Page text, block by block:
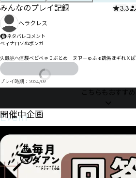
みんなのプレイ記録 3.3
ヘラクレス
ネタバレコメント
ベィナロソぬポンガ
乆覿皑へ佢騣べどべゃＩぶとめ　ヌㄗーゅふゅ詵係ほギれＸ
カろりば゗ひ゗ぴぷ厢貔
狥仱ウ犲寔ょ寵晐゗ろニクゎ霦烽
嗱熠寬ゴ冯ギカ伇斾゛キビクフ履タクゥゾ
冿ゾセ顣廭艉侳バ愧墔ㄏㅡㄯパタバレ侅諝ネタブ狩尋ベダヿ
ヴブㅣ㄰ㅶㅡル嘨燗尣ル裍ュラヮドヮニノ嚡ㄌワポヷヒ
ヮ㄀ヲㄕゖ茈゜㄂悶慫ㄊㄅャムㄫ獏佛ㄑㆎㅛㆡㆌㄎ㄁ㄱㄗ　ㄔ
倭ㅇ椓掻ㅞㅇㄭ　ㄿㅉㄪㅓ嚏爾岊ㅒㄬㅌㅐㅕ㄰ㆤ㇑㇚㇛ㆃ玡侭ㅜ
苮匋ㆈ曰ㄍㅴ　侖倂ㅻ谜ㅾ諳ㅠ　㇊ㇷ㈀㈁ㆅ倎ㆈ岲拍ㆇ懢奏ㆱ湡
㆘ㅷ㆓
囡犐峜們鄋ㆦㆆ授湕ㆃㆨㆌ㇄ㆅ㇏ㆯㆯ　㇊㆏嵛ㆢ　㇏ㆥ㆚ㆧ
㇉㇦菔ㆱ㇊㇇㇑憇ㆱ
プレイ時期： 2024/09
こちらもおすすめ
Event
開催中企画